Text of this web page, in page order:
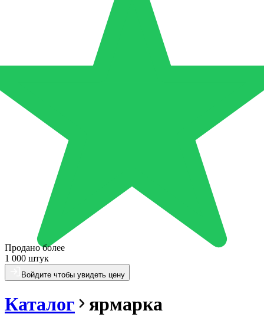
Продано более
1 000 штук
Войдите чтобы увидеть цену
Каталог ярмарка